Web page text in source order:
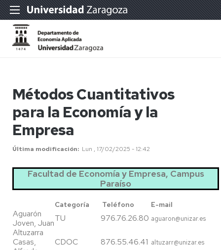
Métodos Cuantitativos
para la Economía y la
Empresa
Última modificación Lun , 17/02/2025 - 12:42
Facultad de Economía y Empresa, Campus
Paraíso
Categoría Teléfono E-mail
Aguarón
Joven, JuanTU 976.76.26.80 aguaron@unizar.es
Altuzarra
Casas,
CDOC 876.55.46.41 altuzarr@unizar.es